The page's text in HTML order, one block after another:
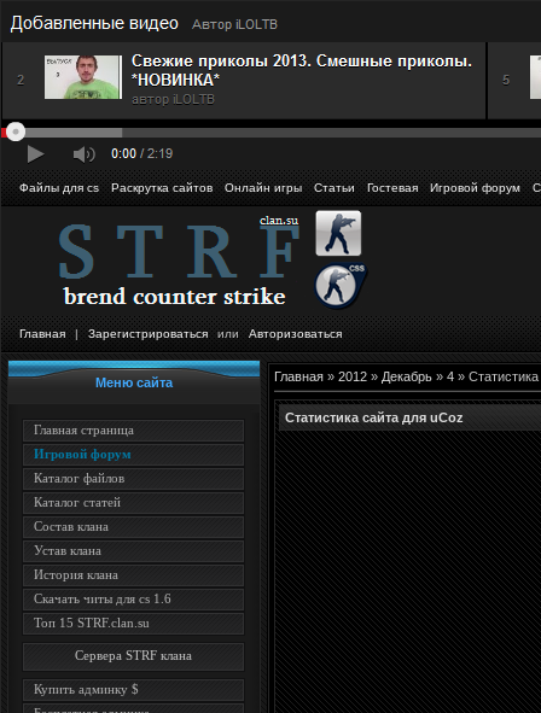
Файлы для cs Раскрутка сайтов Онлайн игры Статьи Гостевая Игровой форум
Главная | Зарегистрироваться или Авторизоваться
Меню сайта
Главная страница
Игровой форум
Каталог файлов
Каталог статей
Состав клана
Устав клана
История клана
Скачать читы для cs 1.6
Топ 15 STRF.clan.su
Сервера STRF клана
Купить админку $
Главная » 2012 » Декабрь » 4 »
Статистика сайта для uCoz